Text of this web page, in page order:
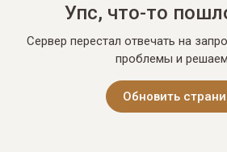
Упс, что-то
Сервер перестал отвечать на
проблемы и
Обновить